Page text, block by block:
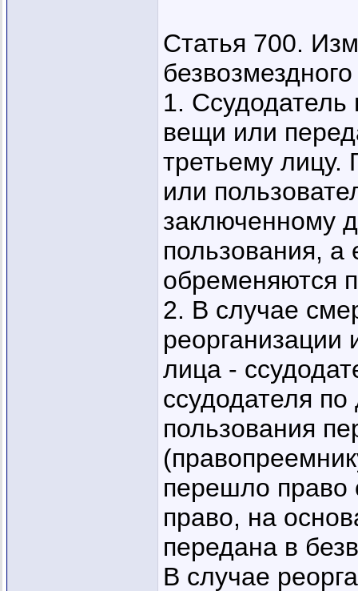
Статья 700.
1. Ссудодатель
вещи или
третьему лицу.
или
заключенному
пользования,
обременяются
2. В случае
реорганизации
лица -
ссудодателя по
пользования
перешло право
право, на
передана в
В случае